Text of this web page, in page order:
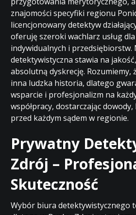
znajomości specyfiki regionu
licencjonowany detektyw
oferuję szeroki wachlarz usług
indywidualnych i przedsiębiorstw.
detektywistyczna stawia na
absolutną dyskrecję. Rozumiemy,
inna ludzka historia, dlatego
wsparcie i profesjonalizm na
współpracy, dostarczając
przed każdym sądem w regionie.
Prywatny
Zdrój –
Skuteczność
Wybór biura detektywistycznego